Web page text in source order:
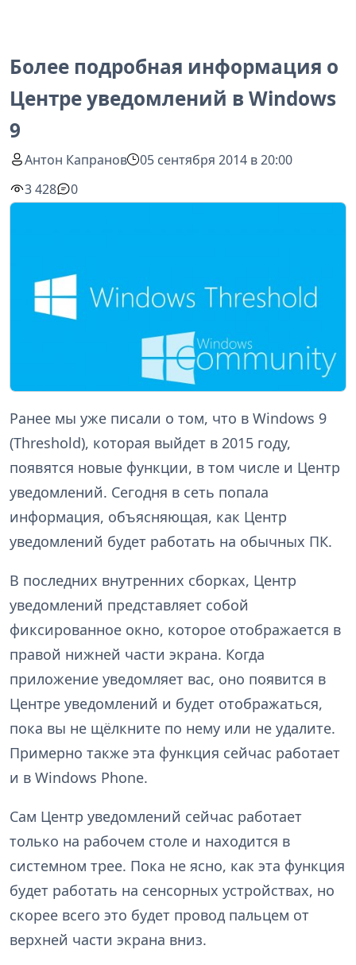
Более подробная информация о
Центре уведомлений в Windows
9
Антон Капранов
05 сентября 2014 в 20:00
3 428
0
Ранее мы уже писали о том, что в Windows 9
(Threshold), которая выйдет в 2015 году,
появятся новые функции, в том числе и Центр
уведомлений. Сегодня в сеть попала
информация, объясняющая, как Центр
уведомлений будет работать на обычных ПК.
В последних внутренних сборках, Центр
уведомлений представляет собой
фиксированное окно, которое отображается в
правой нижней части экрана. Когда
приложение уведомляет вас, оно появится в
Центре уведомлений и будет отображаться,
пока вы не щёлкните по нему или не удалите.
Примерно также эта функция сейчас работает
и в Windows Phone.
Сам Центр уведомлений сейчас работает
только на рабочем столе и находится в
системном трее. Пока не ясно, как эта функция
будет работать на сенсорных устройствах, но
скорее всего это будет провод пальцем от
верхней части экрана вниз.